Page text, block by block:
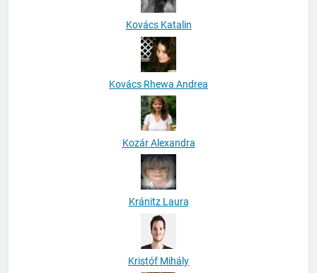
Kovács Katalin
Kovács Rhewa Andrea
Kozár Alexandra
Kránitz Laura
Kristóf Mihály